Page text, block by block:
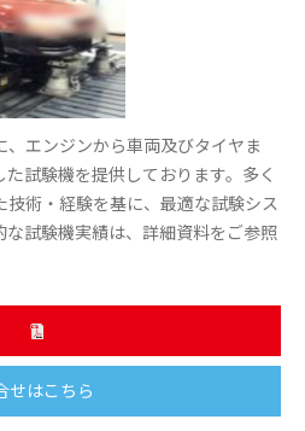
、エンジンから車両及びタイヤま
試験機を提供しております。多く
術・経験を基に、最適な試験シス
な試験機実績は、詳細資料をご参照
せはこちら